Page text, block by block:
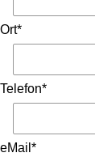
Ort*
Telefon*
eMail*